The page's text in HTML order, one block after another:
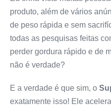
produto, além de vários
de peso rápida e sem
todas as pesquisas feitas
perder gordura rápido e de
não é verdade?
E a verdade é que sim, o
exatamente isso! Ele